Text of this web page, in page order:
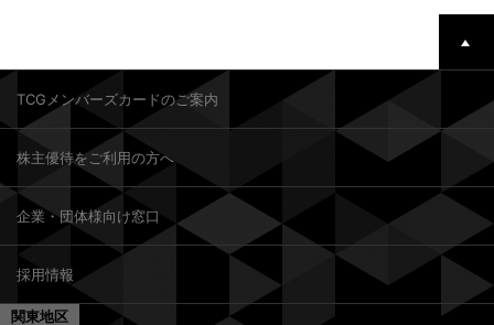
TCGメンバーズカードのご案内
株主優待をご利用の方へ
企業・団体様向け窓口
採用情報
関東地区